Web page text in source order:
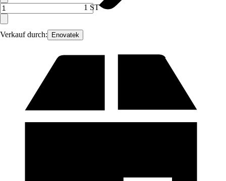
Verkauf durch: Enovatek
1 ST